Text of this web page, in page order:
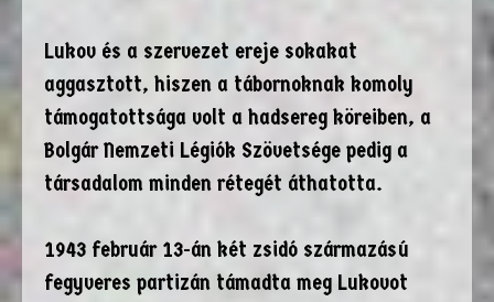
Lukov és a szervezet ereje sokakat
aggasztott, hiszen a tábornoknak komoly
támogatottsága volt a hadsereg köreiben, a
Bolgár Nemzeti Légiók Szövetsége pedig a
társadalom minden rétegét áthatotta.
1943 február 13-án két zsidó származású
fegyveres partizán támadta meg Lukovot